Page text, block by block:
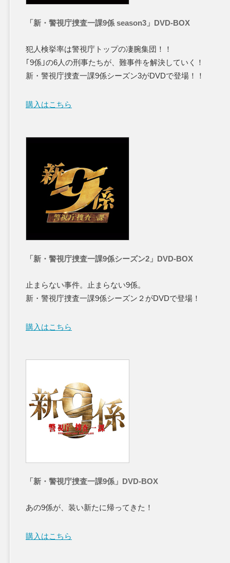
「新・警視庁捜査一課9係 season3」DVD-BOX
犯人検挙率は警視庁トップの凄腕集団！！
｢9係｣の6人の刑事たちが、難事件を解決していく！
新・警視庁捜査一課9係シーズン3がDVDで登場！！
購入はこちら
「新・警視庁捜査一課9係シーズン2」DVD-BOX
止まらない事件。止まらない9係。
新・警視庁捜査一課9係シーズン２がDVDで登場！
購入はこちら
「新・警視庁捜査一課9係」DVD-BOX
あの9係が、装い新たに帰ってきた！
購入はこちら